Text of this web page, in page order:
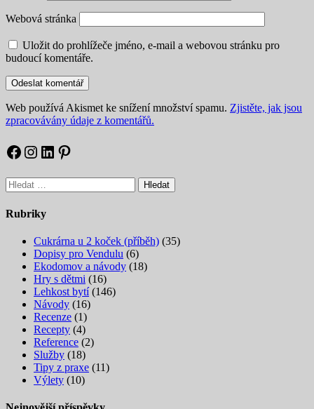
Webová stránka
Uložit do prohlížeče jméno, e-mail a webovou stránku pro
budoucí komentáře.
Web používá Akismet ke snížení množství spamu. Zjistěte, jak jsou
zpracovávány údaje z komentářů.
Facebook
Instagram
LinkedIn
Pinterest
Vyhledávání
Rubriky
Cukrárna u 2 koček (příběh) (35)
Dopisy pro Vendulu (6)
Ekodomov a návody (18)
Hry s dětmi (16)
Lehkost bytí(146)
Návody (16)
Recenze (1)
Recepty (4)
Reference (2)
Služby (18)
Tipy z praxe (11)
Výlety (10)